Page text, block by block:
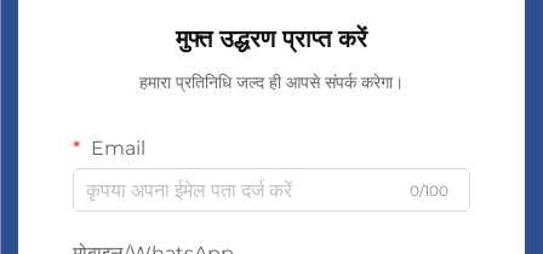
मुफ्त उद्धरण प्राप्त करें
हमारा प्रतिनिधि जल्द ही आपसे संपर्क करेगा।
Email
0/100